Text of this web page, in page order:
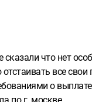
что нет
все
о